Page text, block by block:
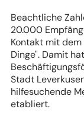
Beachtliche
20.000
Kontakt mit
Dinge". Damit
Stadt
hilfesuchende
etabliert.